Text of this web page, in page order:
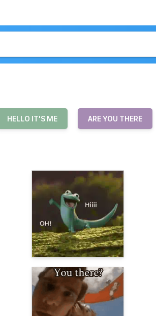
HELLO IT'S ME ARE YOU THERE